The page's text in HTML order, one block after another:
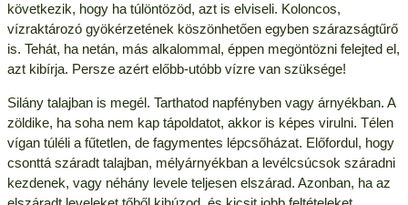
következik, hogy ha túlöntözöd, azt is elviseli. Koloncos,
vízraktározó gyökérzetének köszönhetően egyben szárazságtűrő
is. Tehát, ha netán, más alkalommal, éppen megöntözni felejted el,
azt kibírja. Persze azért előbb-utóbb vízre van szüksége!
Silány talajban is megél. Tarthatod napfényben vagy árnyékban. A
zöldike, ha soha nem kap tápoldatot, akkor is képes virulni. Télen
vígan túléli a fűtetlen, de fagymentes lépcsőházat. Előfordul, hogy
csonttá száradt talajban, mélyárnyékban a levélcsúcsok száradni
kezdenek, vagy néhány levele teljesen elszárad. Azonban, ha az